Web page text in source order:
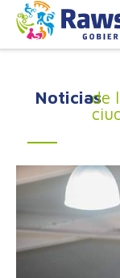
Noticiasde